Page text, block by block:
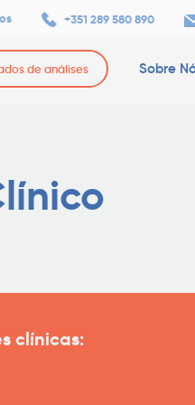
+351 289 580 890
de análises Sobre
clínicas: